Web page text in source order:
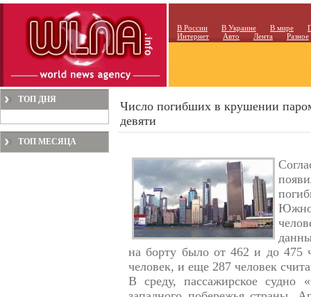
В России В Украине В мире
Интернет
Авто Лента Разное
ТОП ДНЯ
ТОП МЕСЯЦА
Число погибших в крушении
девяти
на борту было от 462 и до 475
человек, и еще 287 человек
В среду, пассажирское судно